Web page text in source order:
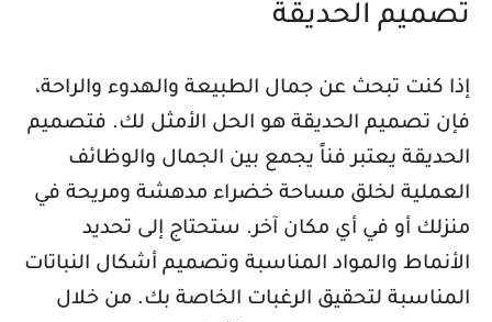
تصميم الحديقة
إذا كنت تبحث عن جمال الطبيعة والهدوء والراحة،
فإن تصميم الحديقة هو الحل الأمثل لك. فتصميم
الحديقة يعتبر فناً يجمع بين الجمال والوظائف
العملية لخلق مساحة خضراء مدهشة ومريحة في
منزلك أو في أي مكان آخر. ستحتاج إلى تحديد
الأنماط والمواد المناسبة وتصميم أشكال النباتات
المناسبة لتحقيق الرغبات الخاصة بك. من خلال